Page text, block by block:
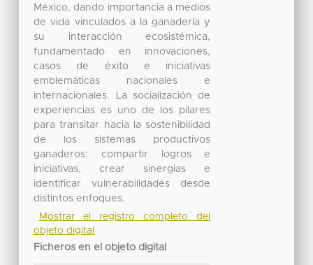
México, dando importancia a medios
de vida vinculados a la ganadería y
su interacción ecosistémica,
fundamentado en innovaciones,
casos de éxito e iniciativas
emblemáticas nacionales e
internacionales. La socialización de
experiencias es uno de los pilares
para transitar hacia la sostenibilidad
de los sistemas productivos
ganaderos: compartir logros e
iniciativas, crear sinergias e
identificar vulnerabilidades desde
distintos enfoques.
Mostrar el registro completo del
objeto digital
Ficheros en el objeto digital